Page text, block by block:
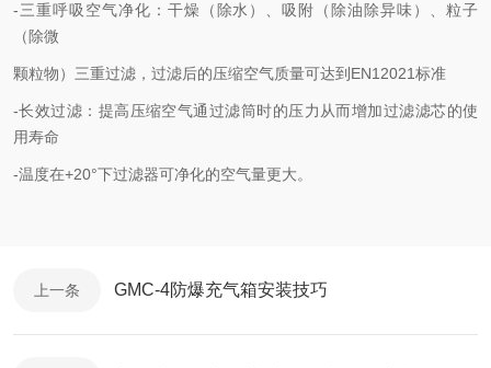
-三重呼吸空气净化：干燥（除水）、吸附（除油除异味）、粒子
（除微
颗粒物）三重过滤，过滤后的压缩空气质量可达到EN12021标准
-长效过滤：提高压缩空气通过滤筒时的压力从而增加过滤滤芯的使
用寿命
-温度在+20°下过滤器可净化的空气量更大。
上一条 GMC-4防爆充气箱安装技巧